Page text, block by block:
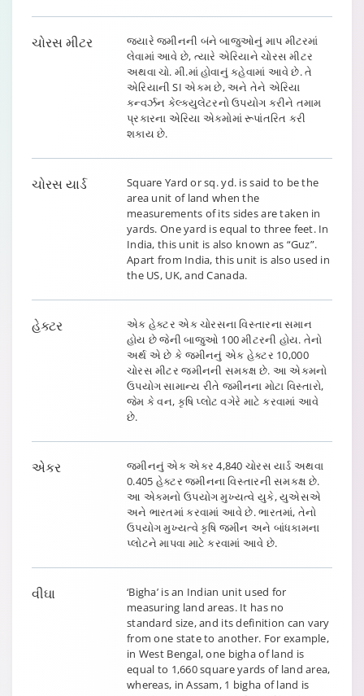
Square feet to
sq ft to
decimal
1 square foot
= 0.00230
decimal
Square meters
to decimal
decimal
1 square
0.02471
ચોરસ મીટર
જ્યારે જમીનની બંને બાજુઓનું માપ મીટરમાં
લેવામાં આવે છે, ત્યારે એરિયાને ચોરસ મીટર
અથવા ચો. મી.માં હોવાનું કહેવામાં આવે છે. તે
એરિયાની SI એકમ છે, અને તેને એરિયા
કન્વર્ઝન કેલ્ક્યુલેટરનો ઉપયોગ કરીને તમામ
પ્રકારના એરિયા એકમોમાં રૂપાંતરિત કરી
શકાય છે.
ચોરસ યાર્ડ
Square Yard or sq. yd. is said to be the
area unit of land when the
measurements of its sides are taken in
yards. One yard is equal to three feet. In
India, this unit is also known as “Guz”.
Apart from India, this unit is also used in
the US, UK, and Canada.
હેક્ટર
એક હેક્ટર એક ચોરસના વિસ્તારના સમાન
હોય છે જેની બાજુઓ 100 મીટરની હોય. તેનો
અર્થ એ છે કે જમીનનું એક હેક્ટર 10,000
ચોરસ મીટર જમીનની સમકક્ષ છે. આ એકમનો
ઉપયોગ સામાન્ય રીતે જમીનના મોટા વિસ્તારો,
જેમ કે વન, કૃષિ પ્લોટ વગેરે માટે કરવામાં આવે
છે.
એકર
જમીનનું એક એકર 4,840 ચોરસ યાર્ડ અથવા
0.405 હેક્ટર જમીનના વિસ્તારની સમકક્ષ છે.
આ એકમનો ઉપયોગ મુખ્યત્વે યુકે, યુએસએ
અને ભારતમાં કરવામાં આવે છે. ભારતમાં, તેનો
ઉપયોગ મુખ્યત્વે કૃષિ જમીન અને બાંધકામના
પ્લોટને માપવા માટે કરવામાં આવે છે.
વીઘા
‘Bigha’ is an Indian unit used for
measuring land areas. It has no
standard size, and its definition can vary
from one state to another. For example,
in West Bengal, one bigha of land is
equal to 1,660 square yards of land area,
whereas, in Assam, 1 bigha of land is